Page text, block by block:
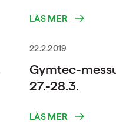
LÄS MER
22.2.2019
Gymtec-
27.-28.3.
LÄS MER